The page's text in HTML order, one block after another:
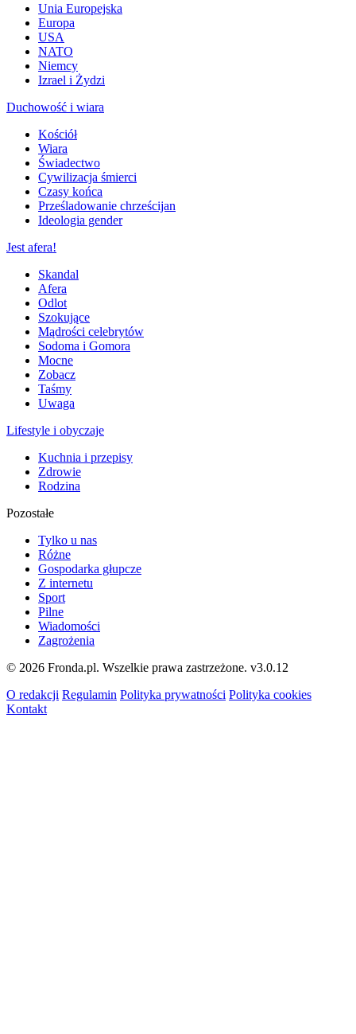
Unia Europejska
Europa
USA
NATO
Niemcy
Izrael i Żydzi
Duchowość i wiara
Kościół
Wiara
Świadectwo
Cywilizacja śmierci
Czasy końca
Prześladowanie chrześcijan
Ideologia gender
Jest afera!
Skandal
Afera
Odlot
Szokujące
Mądrości celebrytów
Sodoma i Gomora
Mocne
Zobacz
Taśmy
Uwaga
Lifestyle i obyczaje
Kuchnia i przepisy
Zdrowie
Rodzina
Pozostałe
Tylko u nas
Różne
Gospodarka głupcze
Z internetu
Sport
Pilne
Wiadomości
Zagrożenia
© 2026 Fronda.pl. Wszelkie prawa zastrzeżone. v3.0.12
O redakcji Regulamin Polityka prywatności Polityka cookies
Kontakt